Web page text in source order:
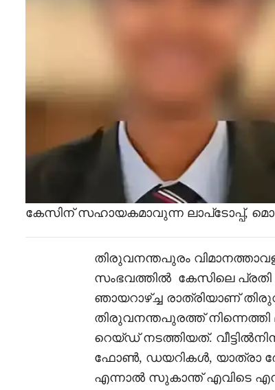
കേസിന് സഹായകമാവുന്ന ലാപ്‌ടോപ്പ്,
തിരുവനന്തപുരം
സംഭവത്തിൽ കേസിലെ പ്രതി
ഞായറാഴ്ച്ച രാത്രിയാണ്
തിരുവനന്തപുരത്ത്
റെയ്ഡ് നടത്തിയത്.
ഫോൺ, ഡയറികൾ, യാത്രാ
എന്നാൽ സുകാന്ത് എവിടെ